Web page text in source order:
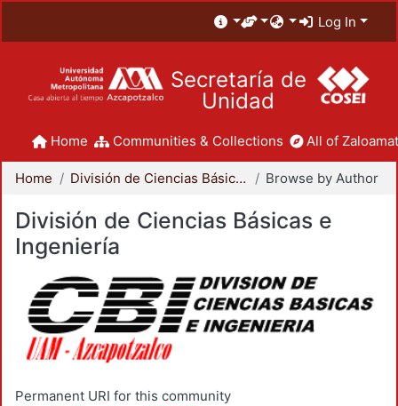
Log In
Secretaría de
Unidad
Home Communities & Collections All of
Home División de Ciencias Básicas e Ingeniería Browse by Author
División de Ciencias Básicas e
Ingeniería
Permanent URI for this community